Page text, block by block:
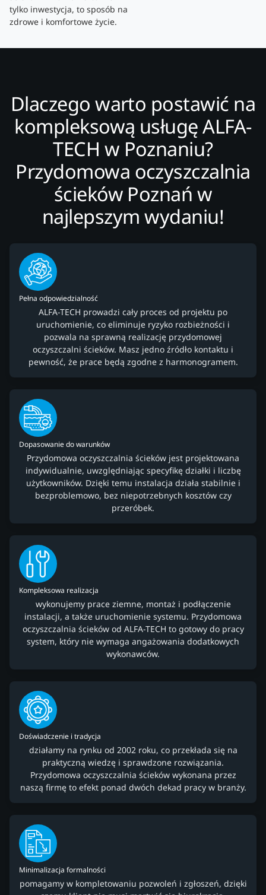
tylko inwestycja, to sposób na
zdrowe i komfortowe życie.
Dlaczego warto postawić na
kompleksową usługę ALFA-
TECH w Poznaniu?
Przydomowa oczyszczalnia
ścieków Poznań w
najlepszym wydaniu!
Pełna odpowiedzialność
ALFA-TECH prowadzi cały proces od projektu po
uruchomienie, co eliminuje ryzyko rozbieżności i
pozwala na sprawną realizację przydomowej
oczyszczalni ścieków. Masz jedno źródło kontaktu i
pewność, że prace będą zgodne z harmonogramem.
Dopasowanie do warunków
Przydomowa oczyszczalnia ścieków jest projektowana
indywidualnie, uwzględniając specyfikę działki i liczbę
użytkowników. Dzięki temu instalacja działa stabilnie i
bezproblemowo, bez niepotrzebnych kosztów czy
przeróbek.
Kompleksowa realizacja
wykonujemy prace ziemne, montaż i podłączenie
instalacji, a także uruchomienie systemu. Przydomowa
oczyszczalnia ścieków od ALFA-TECH to gotowy do pracy
system, który nie wymaga angażowania dodatkowych
wykonawców.
Doświadczenie i tradycja
działamy na rynku od 2002 roku, co przekłada się na
praktyczną wiedzę i sprawdzone rozwiązania.
Przydomowa oczyszczalnia ścieków wykonana przez
naszą firmę to efekt ponad dwóch dekad pracy w branży.
Minimalizacja formalności
pomagamy w kompletowaniu pozwoleń i zgłoszeń, dzięki